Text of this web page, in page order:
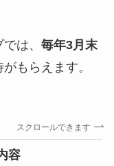
は、 毎年3月末
もらえます。
スクロールできます
容